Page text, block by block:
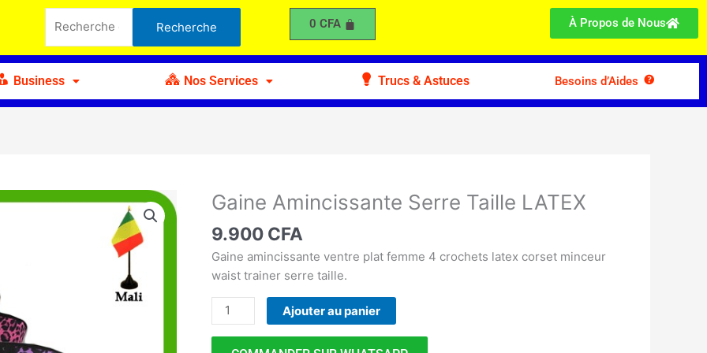
pour :
Recherche 0 CFA À Propos de Nous
Business Nos Services Trucs & Astuces Besoins d’Aides
Gaine Amincissante Serre Taille LATEX
9.900 CFA
Gaine amincissante ventre plat femme 4 crochets latex corset minceur
waist trainer serre taille.
quantité
Gaine
Amincissante
Serre
LATEX
Ajouter au panier
Amincissante
LATEX